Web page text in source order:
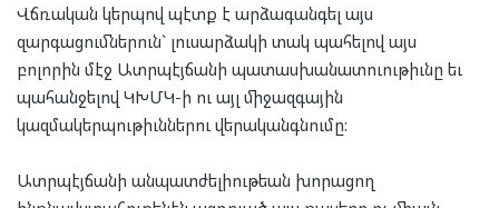
Վճռական կերպով պէտք է արձագանգել այս
զարգացումներուն` լուսարձակի տակ պահելով այս
բոլորին մէջ Ատրպէյճանի պատասխանատուութիւնը եւ
պահանջելով ԿԽՄԿ-ի ու այլ միջազգային
կազմակերպութիւններու վերականգնումը:
Ատրպէյճանի անպատժելիութեան խորացող